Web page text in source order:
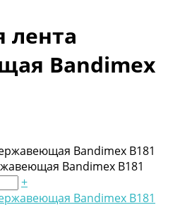
лента
Bandimex
Bandimex В181
+